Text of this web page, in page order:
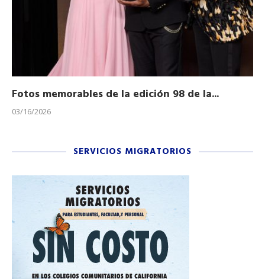
Fotos memorables de la edición 98 de la...
03/16/2026
SERVICIOS MIGRATORIOS